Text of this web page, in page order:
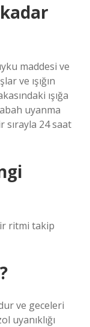
maddesi ve
ve ışığın
ışığa
uyanma
24 saat
ritmi takip
ve geceleri
uyanıklığı